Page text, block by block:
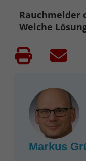
Rauchmelder
Welche
Markus